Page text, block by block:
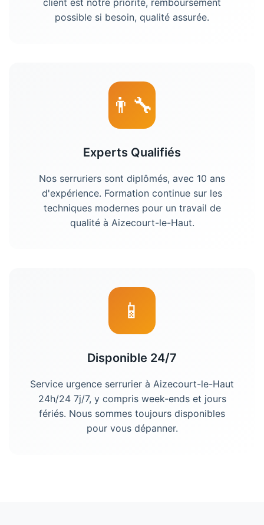
client est notre priorité, remboursement
possible si besoin, qualité assurée.
👨‍🔧
Experts Qualifiés
Nos serruriers sont diplômés, avec 10 ans
d'expérience. Formation continue sur les
techniques modernes pour un travail de
qualité à Aizecourt-le-Haut.
📱
Disponible 24/7
Service urgence serrurier à Aizecourt-le-Haut
24h/24 7j/7, y compris week-ends et jours
fériés. Nous sommes toujours disponibles
pour vous dépanner.